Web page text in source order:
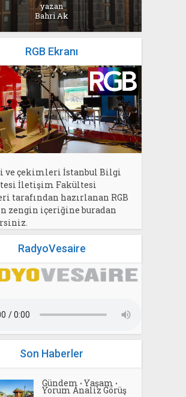
yazan
Bahri Ak
RGB Ekranı
ve çekimleri İstanbul Bilgi
İletişim Fakültesi
tarafından hazırlanan RGB
zengin içeriğine buradan
RadyoVesaire
Son Haberler
Gündem • Yaşam •
Yorum Analiz Görüş